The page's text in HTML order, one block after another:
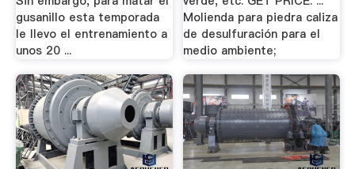
gusanillo esta temporada
le llevo el entrenamiento a
unos 20 ...
Molienda para piedra caliza
de desulfuración para el
medio ambiente;